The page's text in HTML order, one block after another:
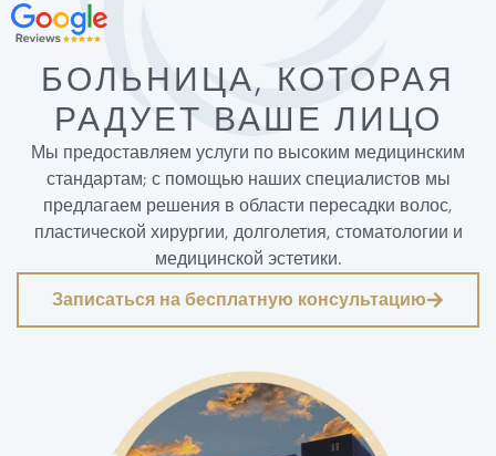
БОЛЬНИЦА, КОТОРАЯ
РАДУЕТ ВАШЕ ЛИЦО
Мы предоставляем услуги по высоким медицинским
стандартам; с помощью наших специалистов мы
предлагаем решения в области пересадки волос,
пластической хирургии, долголетия, стоматологии и
медицинской эстетики.
Записаться на бесплатную консультацию